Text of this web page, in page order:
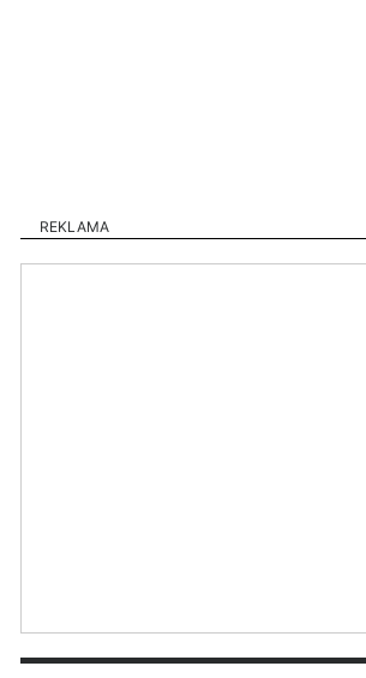
REKLAMA